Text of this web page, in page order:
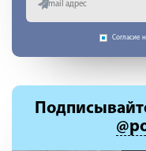
Согласие